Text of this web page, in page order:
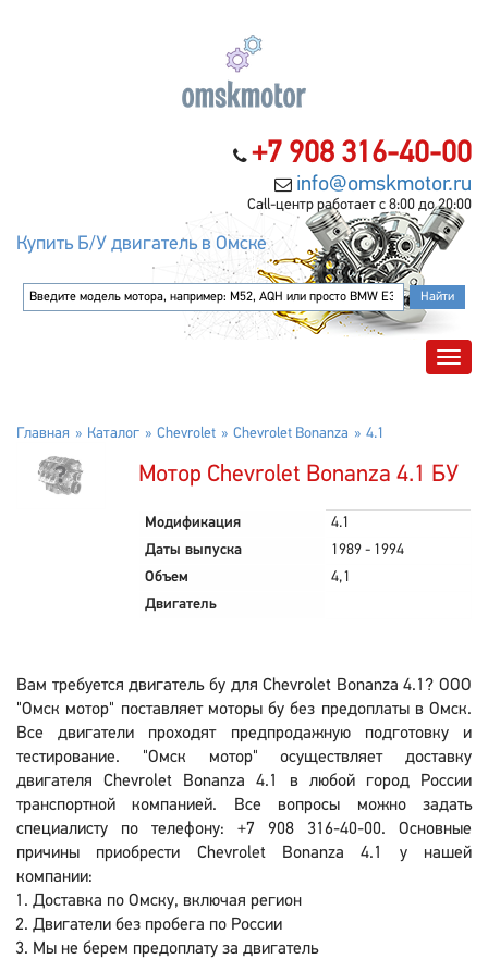
+7 908 316-40-00
info@omskmotor.ru
Call-центр работает с 8:00 до 20:00
Купить Б/У двигатель в Омске
Главная Каталог Chevrolet Chevrolet Bonanza 4.1
Мотор Chevrolet Bonanza 4.1 БУ
Модификация
4.1
Даты выпуска
1989 - 1994
Объем
4,1
Двигатель
Вам требуется двигатель бу для Chevrolet Bonanza 4.1? ООО
"Омск мотор" поставляет моторы бу без предоплаты в Омск.
Все двигатели проходят предпродажную подготовку и
тестирование. "Омск мотор" осуществляет доставку
двигателя Chevrolet Bonanza 4.1 в любой город России
транспортной компанией. Все вопросы можно задать
специалисту по телефону: +7 908 316-40-00. Основные
причины приобрести Chevrolet Bonanza 4.1 у нашей
компании:
Доставка по Омску, включая регион
Двигатели без пробега по России
Мы не берем предоплату за двигатель